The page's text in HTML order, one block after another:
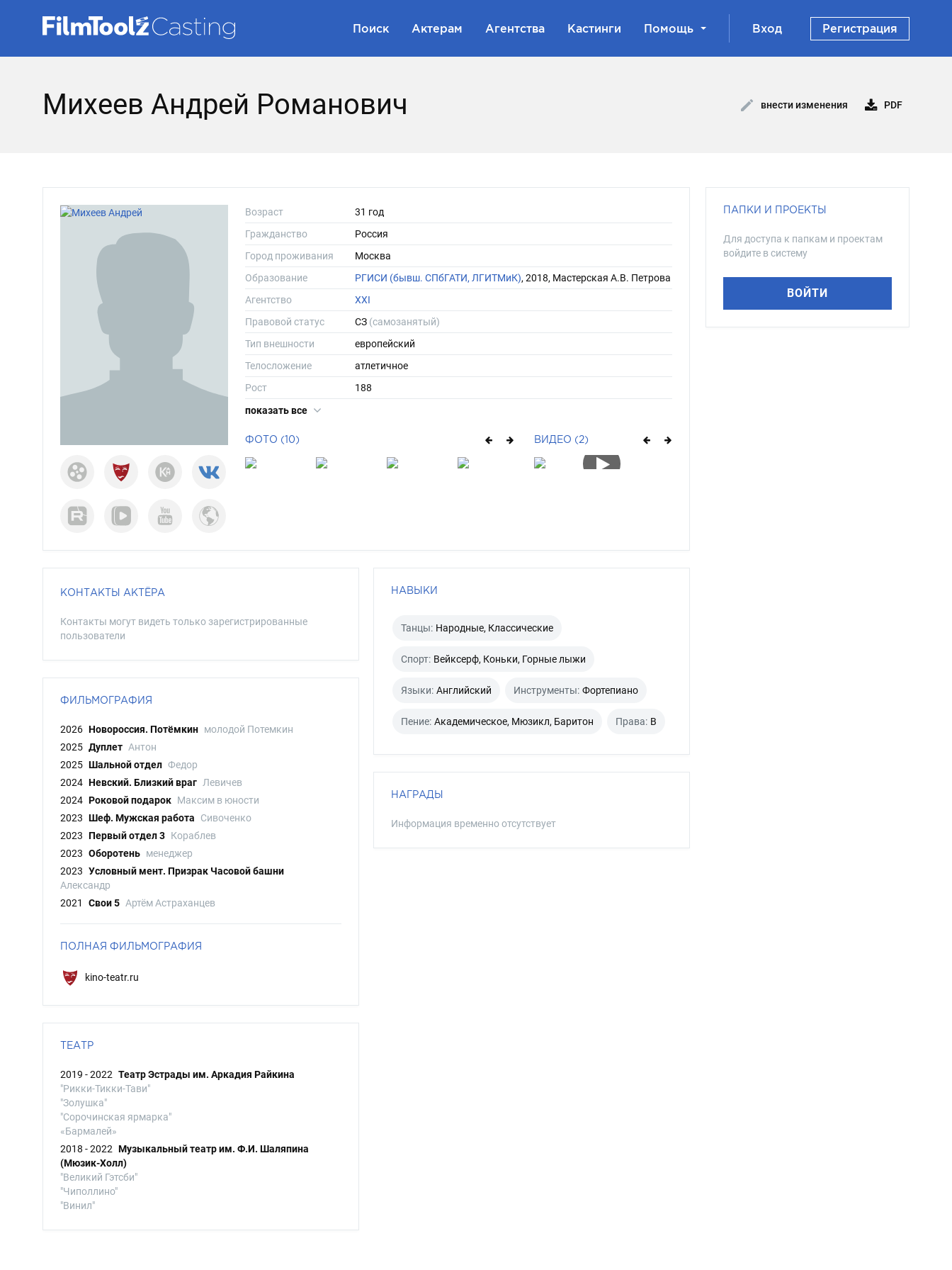
Поиск Актерам Агентства Кастинги Помощь Вход Регистрация
Михеев Андрей Романович внести изменения PDF
Возраст
31 год
Гражданство
Россия
Город проживания
Москва
Образование
РГИСИ (бывш. СПбГАТИ, ЛГИТМиК), 2018, Мастерская А.В. Петрова
Агентство
XXI
Правовой статус
СЗ (самозанятый)
Тип внешности
европейский
Телосложение
атлетичное
Рост
188
Вес
показать все
ФОТО (10) ВИДЕО (2)
КОНТАКТЫ АКТЁРА
Контакты могут видеть только зарегистрированные
пользователи
ФИЛЬМОГРАФИЯ
2026 Новороссия. Потёмкин молодой Потемкин
2025 Дуплет Антон
2025 Шальной отдел Федор
2024 Невский. Близкий враг Левичев
2024 Роковой подарок Максим в юности
2023 Шеф. Мужская работа
Сивоченко
2023
Первый отдел 3 Кораблев
2023 Оборотень менеджер
2023 Условный мент. Призрак Часовой башни
Александр
2021
Свои 5 Артём Астраханцев
ПОЛНАЯ ФИЛЬМОГРАФИЯ
kino-teatr.ru
ТЕАТР
2019 - 2022 Театр Эстрады им. Аркадия Райкина
"Рикки-Тикки-Тави"
"Золушка"
"Сорочинская ярмарка"
«Бармалей»
2018 - 2022 Музыкальный театр им. Ф.И. Шаляпина
(Мюзик-Холл)
"Великий Гэтсби"
"Чиполлино"
"Винил"
НАВЫКИ
Танцы: Народные, Классические
Спорт: Вейксерф, Коньки, Горные лыжи
Языки: Английский Инструменты: Фортепиано
Пение: Академическое, Мюзикл, Баритон Права: B
НАГРАДЫ
Информация временно отсутствует
ПАПКИ И ПРОЕКТЫ
Для доступа к папкам и проектам
войдите в систему
ВОЙТИ